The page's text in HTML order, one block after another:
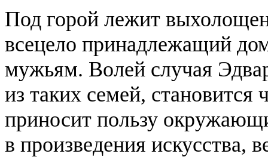
Под горой лежит
всецело принадлежащий
мужьям. Волей случая
из таких семей,
приносит пользу
в произведения искусства,